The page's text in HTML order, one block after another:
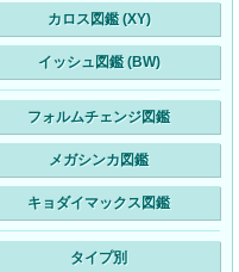
カロス図鑑 (XY)
イッシュ図鑑 (BW)
フォルムチェンジ図鑑
メガシンカ図鑑
キョダイマックス図鑑
タイプ別